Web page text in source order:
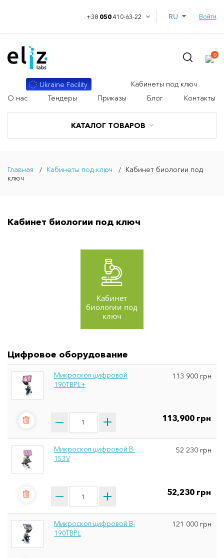
+38 050410-63-22 Войти
КАТАЛОГ ТОВАРОВ
Ukraine Facility
Кабинеты под ключ
О нас
Тендеры Приказы Блог Контакты
0
Главная Кабинеты под ключ
Кабинет биологии под
ключ
Кабинет биологии под ключ
Кабинет
биологии под
ключ
Цифровое оборудование
Микроскоп цифровой
190TBPL+
113 900 грн
113,900 грн
Микроскоп цифровой B-
153V
52 230 грн
52,230 грн
Микроскоп цифровой B-
190TBPL
121 000 грн